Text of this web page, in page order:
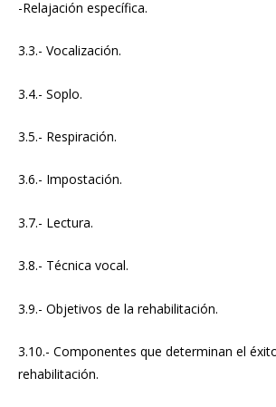
-Relajación específica.
3.3.- Vocalización.
3.4.- Soplo.
3.5.- Respiración.
3.6.- Impostación.
3.7.- Lectura.
3.8.- Técnica vocal.
3.9.- Objetivos de la rehabilitación.
3.10.- Componentes que determinan el
rehabilitación.